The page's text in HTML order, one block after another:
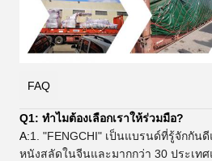
FAQ
Q1: ทําไมต้องเลือกเราให้ร่วมมือ?
A:1. "FENGCHI" เป็นแบรนด์ที่รู้จักกัน
หนังสลัดในจีนและมากกว่า 30 ประเทศ